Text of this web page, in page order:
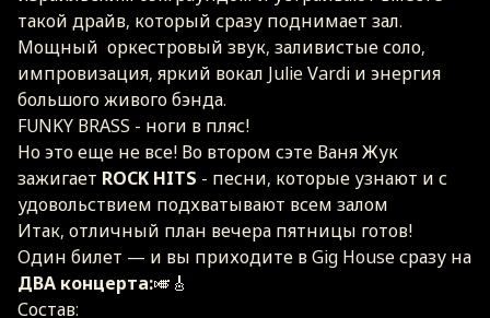
такой драйв, который сразу поднимает зал.
Мощный оркестровый звук, заливистые соло,
импровизация, яркий вокал Julie Vardi и энергия
большого живого бэнда.
FUNKY BRASS - ноги в пляс!
Но это еще не все! Во втором сэте Ваня Жук
зажигает ROCK HITS - песни, которые узнают и с
удовольствием подхватывают всем залом
Итак, отличный план вечера пятницы готов!
Один билет — и вы приходите в Gig House сразу на
ДВА концерта:🎺🎸
Состав: